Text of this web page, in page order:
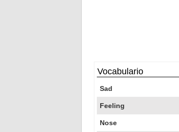
Vocabulario
Sad
Feeling
Nose